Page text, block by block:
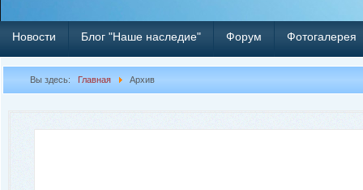
Новости Блог "Наше наследие" Форум Фотогалерея
Вы здесь: Главная Архив